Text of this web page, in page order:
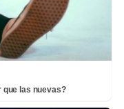
las nuevas?